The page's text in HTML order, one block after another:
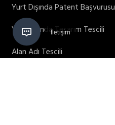
Yurt Dışında Patent Başvurusu
Yurt Dışında Tasarım Tescili
Alan Adı Tescili